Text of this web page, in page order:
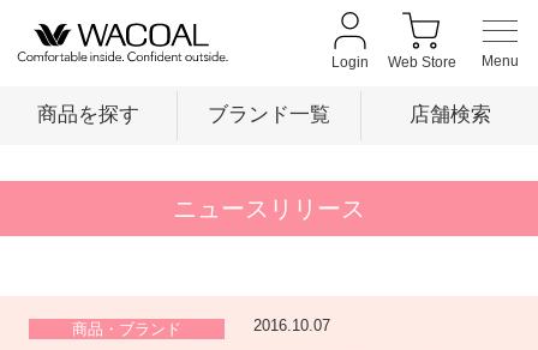
Login Web Store
商品を探す ブランド一覧 店舗検索
ニュースリリース
商品・ブランド 2016.10.07